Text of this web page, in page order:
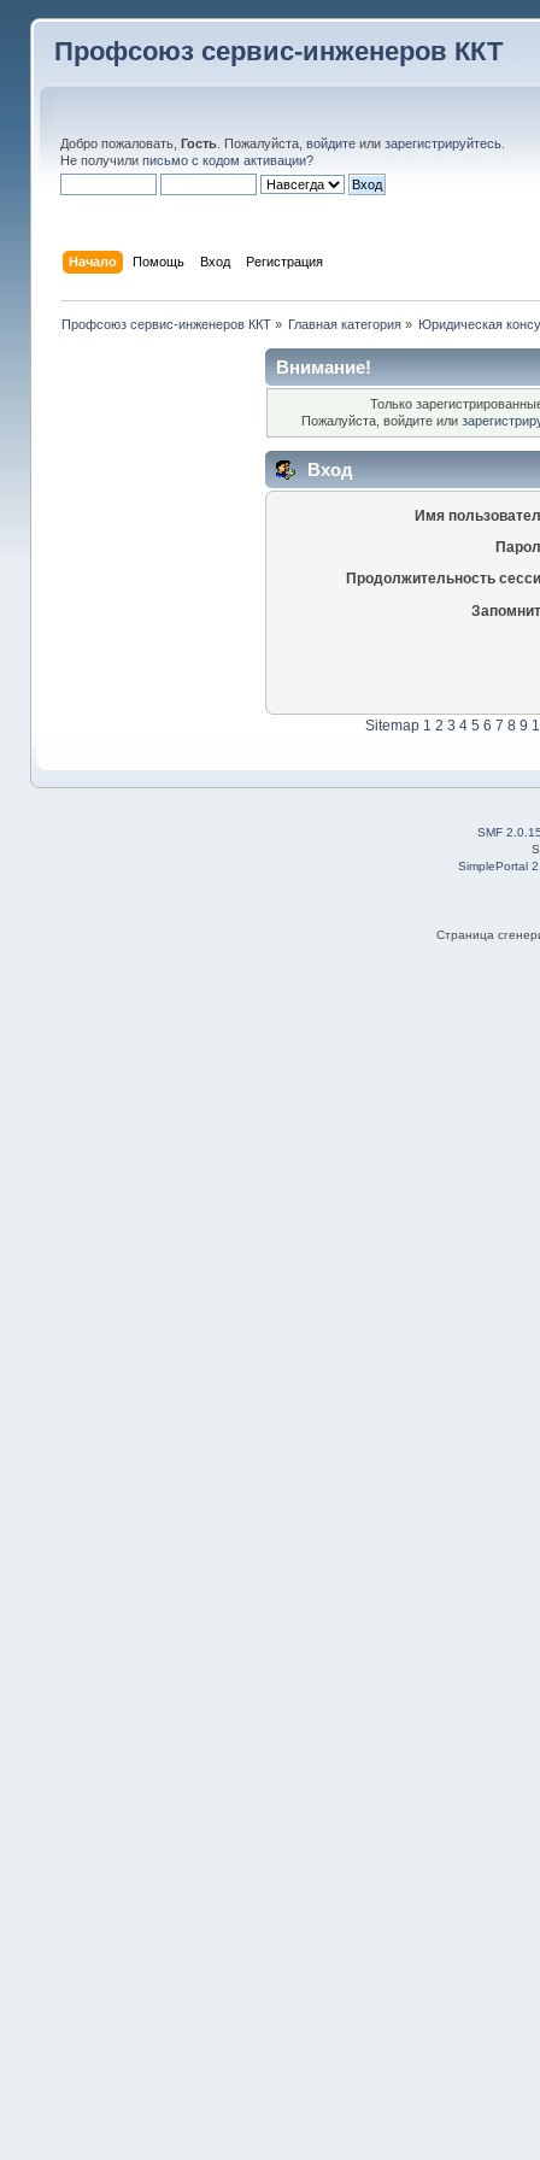
Профсоюз сервис-инженеров ККТ
Добро пожаловать, Гость. Пожалуйста, войдитеили зарегистрируйтесь.
Не получили письмо с кодом активации?
Начало Помощь Вход Регистрация
Профсоюз сервис-инженеров ККТ» Главная категория » Юридическая
Внимание!
Только
Пожалуйста, войдите или
Вход
Имя
Продолжительность
Sitemap 1 2 3 4 5 6 7 8 9
SMF
SimplePortal
Страница